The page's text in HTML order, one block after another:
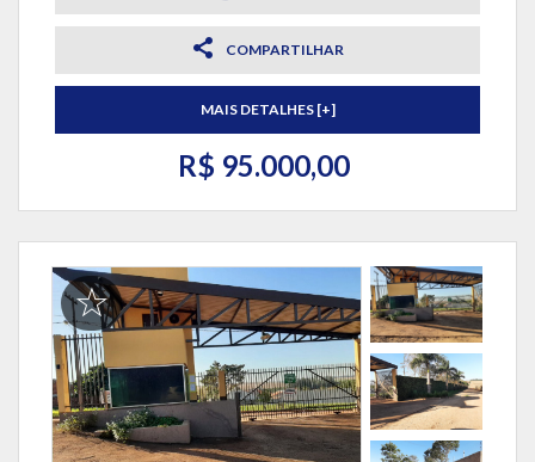
COMPARTILHAR
MAIS DETALHES [+]
R$ 95.000,00